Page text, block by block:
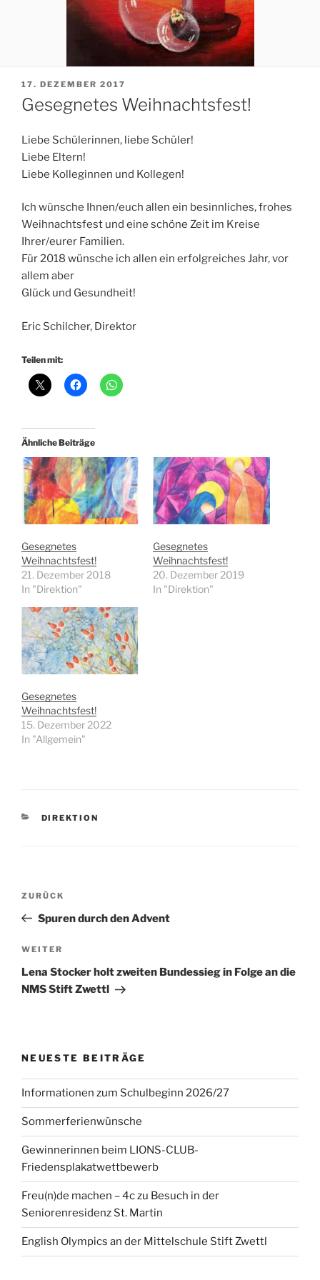
VERÖFFENTLICHT
AM
17. DEZEMBER 2017
Gesegnetes Weihnachtsfest!
Liebe Schülerinnen, liebe Schüler!
Liebe Eltern!
Liebe Kolleginnen und Kollegen!
Ich wünsche Ihnen/euch allen ein besinnliches, frohes
Weihnachtsfest und eine schöne Zeit im Kreise
Ihrer/eurer Familien.
Für 2018 wünsche ich allen ein erfolgreiches Jahr, vor
allem aber
Glück und Gesundheit!
Eric Schilcher, Direktor
Teilen mit:
Ähnliche Beiträge
Gesegnetes
Weihnachtsfest!
21. Dezember 2018
In "Direktion"
Gesegnetes
Weihnachtsfest!
20. Dezember 2019
In "Direktion"
Gesegnetes
Weihnachtsfest!
15. Dezember 2022
In "Allgemein"
KATEGORIEN
DIREKTION
Beitragsnavigation
Vorheriger
Beitrag
ZURÜCK
Spuren durch den Advent
Nächster
Beitrag
WEITER
Lena Stocker holt zweiten Bundessieg in Folge an die
NMS Stift Zwettl
NEUESTE BEITRÄGE
Informationen zum Schulbeginn 2026/27
Sommerferienwünsche
Gewinnerinnen beim LIONS-CLUB-
Friedensplakatwettbewerb
Freu(n)de machen – 4c zu Besuch in der
Seniorenresidenz St. Martin
English Olympics an der Mittelschule Stift Zwettl